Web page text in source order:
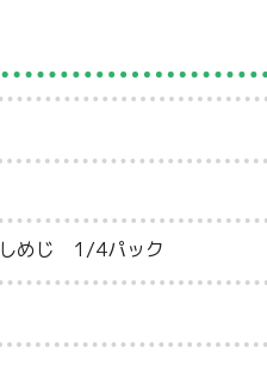
しめじ 1/4パック